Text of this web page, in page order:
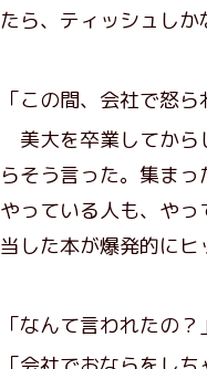
たら、ティッシュしか
「この間、会社で怒ら
美大を卒業してから
らそう言った。集ま
やっている人も、や
当した本が爆発的にヒ
「なんて言われたの？」